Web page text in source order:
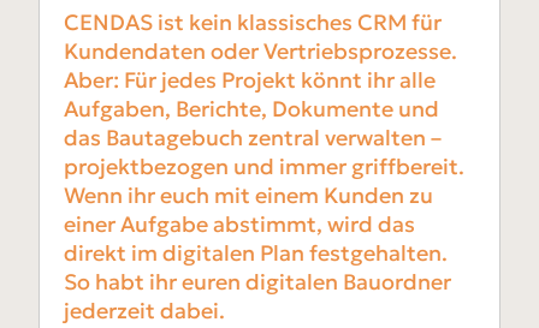
CENDAS ist kein klassisches CRM für
Kundendaten oder Vertriebsprozesse.
Aber: Für jedes Projekt könnt ihr alle
Aufgaben, Berichte, Dokumente und
das Bautagebuch zentral verwalten –
projektbezogen und immer griffbereit.
Wenn ihr euch mit einem Kunden zu
einer Aufgabe abstimmt, wird das
direkt im digitalen Plan festgehalten.
So habt ihr euren digitalen Bauordner
jederzeit dabei.